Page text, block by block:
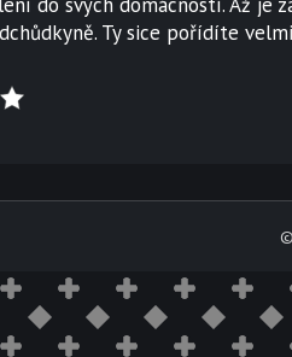
Ty sice pořídíte